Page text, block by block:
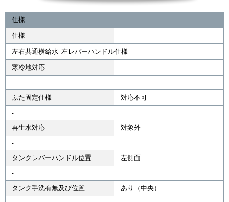
仕様
仕様
左右共通横給水_左レバーハンドル仕様
寒冷地対応
-
-
ふた固定仕様
対応不可
-
再生水対応
対象外
-
タンクレバーハンドル位置
左側面
-
タンク手洗有無及び位置
あり（中央）